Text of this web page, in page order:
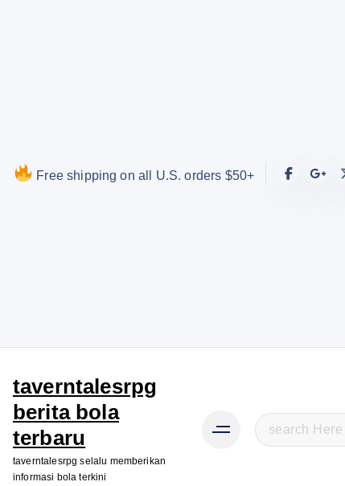
Free shipping on all U.S. orders $50+
taverntalesrpg
berita bola
terbaru
taverntalesrpg selalu memberikan
informasi bola terkini
S
e